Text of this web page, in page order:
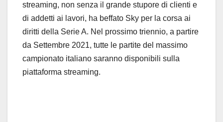
streaming, non senza il grande stupore di clienti e
di addetti ai lavori, ha beffato Sky per la corsa ai
diritti della Serie A. Nel prossimo triennio, a partire
da Settembre 2021, tutte le partite del massimo
campionato italiano saranno disponibili sulla
piattaforma streaming.